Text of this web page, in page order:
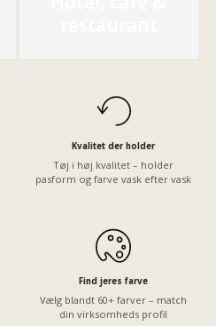
Kvalitet der holder
Tøj i høj kvalitet – holder
pasform og farve vask efter vask
Find jeres farve
Vælg blandt 60+ farver – match
din virksomheds profil